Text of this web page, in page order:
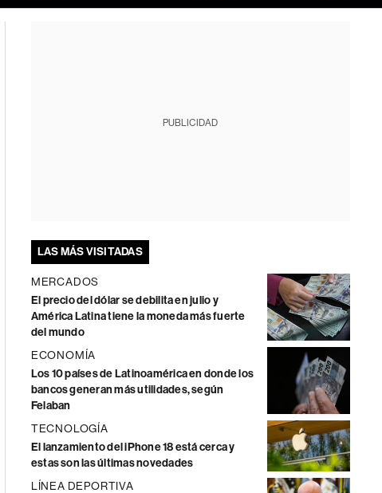
PUBLICIDAD
LAS MÁS VISITADAS
MERCADOS
El precio del dólar se debilita en julio y
América Latina tiene la moneda más fuerte
del mundo
ECONOMÍA
Los 10 países de Latinoamérica en donde los
bancos generan más utilidades, según
Felaban
TECNOLOGÍA
El lanzamiento del iPhone 18 está cerca y
estas son las últimas novedades
LÍNEA DEPORTIVA